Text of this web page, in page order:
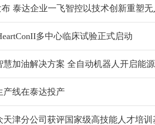
布 泰达企业一飞智控以技术创新重塑
多中心临床试验正式启动
慧加油解决方案 全自动机器人开启能
产线在泰达投产
津分公司获评国家级高技能人才培训